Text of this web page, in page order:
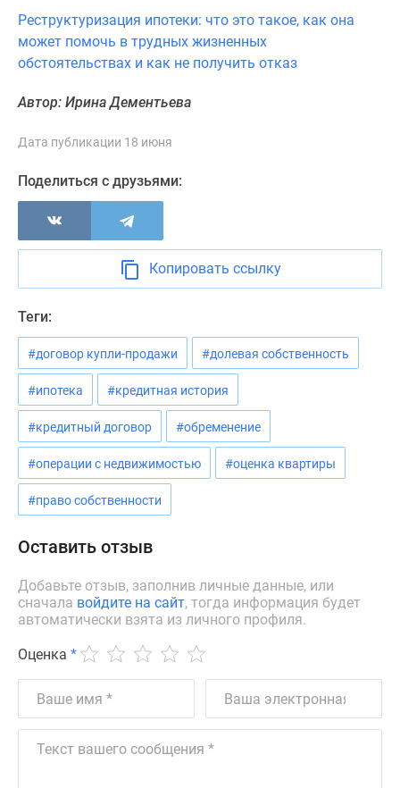
Реструктуризация ипотеки: что это такое, как она
может помочь в трудных жизненных
обстоятельствах и как не получить отказ
Автор: Ирина Дементьева
Дата публикации 18 июня
Поделиться с друзьями:
Копировать ссылку
Теги:
#договор купли-продажи #долевая собственность
#ипотека #кредитная история
#кредитный договор #обременение
#операции с недвижимостью #оценка квартиры
#право собственности
Оставить отзыв
Добавьте отзыв, заполнив личные данные, или
сначала войдите на сайт, тогда информация будет
автоматически взята из личного профиля.
Оценка *